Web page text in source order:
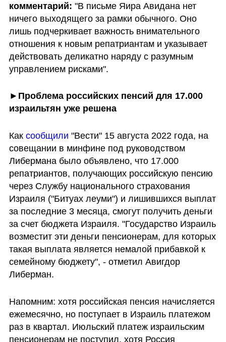
комментарий: "В письме Яира Авидана нет
ничего выходящего за рамки обычного. Оно
лишь подчеркивает важность внимательного
отношения к новым репатриантам и указывает
действовать деликатно наряду с разумным
управлением рисками".
►Проблема российских пенсий для 17.000
израильтян уже решена
Как сообщили "Вести" 15 августа 2022 года, на
совещании в минфине под руководством
Либермана было объявлено, что 17.000
репатриантов, получающих российскую пенсию
через Службу национального страхования
Израиля ("Битуах леуми") и лишившихся выплат
за последние 3 месяца, смогут получить деньги
за счет бюджета Израиля. "Государство Израиль
возместит эти деньги пенсионерам, для которых
такая выплата является немалой прибавкой к
семейному бюджету", - отметил Авигдор
Либерман.
Напомним: хотя российская пенсия начисляется
ежемесячно, но поступает в Израиль платежом
раз в квартал. Июльский платеж израильским
пенсионерам не поступил, хотя Россия